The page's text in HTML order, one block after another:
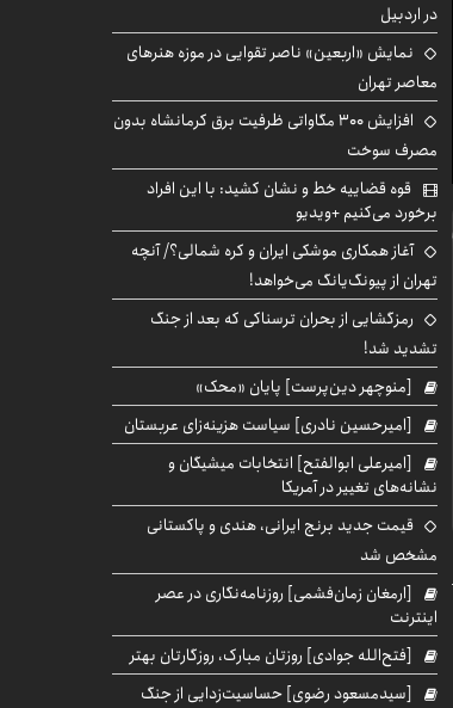
در اردبیل
نمایش «اربعین» ناصر تقوایی در موزه هنرهای
معاصر تهران
افزایش ۳۰۰ مگاواتی ظرفیت برق کرمانشاه بدون
مصرف سوخت
قوه قضاییه خط و نشان کشید: با این افراد
برخورد می‌کنیم +ویدیو
آغاز همکاری موشکی ایران و کره شمالی؟/ آنچه
تهران از پیونگ‌یانگ می‌خواهد!
رمزگشایی از بحران ترسناکی که بعد از جنگ
تشدید شد!
[منوچهر دین‌پرست] پایان «محک»
[امیرحسین نادری] سیاست هزینه‌زای عربستان
[امیرعلی ابوالفتح] انتخابات میشیگان و
نشانه‌های تغییر در آمریکا
قیمت جدید برنج ایرانی، هندی و پاکستانی
مشخص شد
[ارمغان زمان‌فشمی] روزنامه‌نگاری در عصر
اینترنت
[فتح‌الله جوادی] روزتان مبارک، روزگارتان بهتر
[سیدمسعود رضوی] حساسیت‌زدایی از جنگ